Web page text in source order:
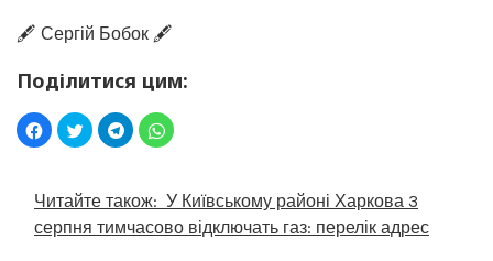
🖋️ Сергій Бобок 🖋️
Поділитися цим:
Читайте також: У Київському районі Харкова 3
серпня тимчасово відключать газ: перелік адрес